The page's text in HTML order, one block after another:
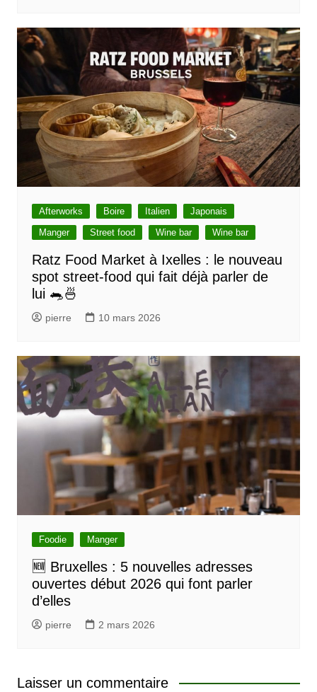
Afterworks Boire Italien
Japonais
Manger
Street food Wine bar Wine bar
Ratz Food Market à Ixelles : le nouveau
spot street-food qui fait déjà parler de
lui 🐀🍜
pierre 10 mars 2026
Foodie Manger
🆕 Bruxelles : 5 nouvelles adresses
ouvertes début 2026 qui font parler
d’elles
pierre 2 mars 2026
Laisser un commentaire